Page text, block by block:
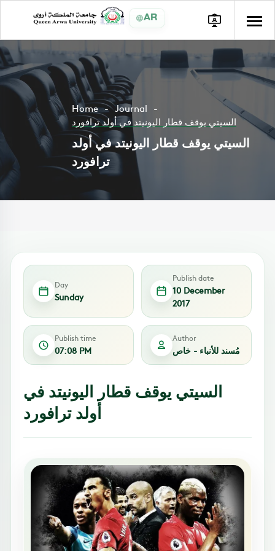
AR
Home
Journal
السيتي يوقف قطار اليونيتد في أولد ترافورد
السيتي يوقف قطار اليونيتد في أولد
ترافورد
Day
Sunday
Publish date
10 December
2017
Publish time
07:08 PM
Author
مُسند للأنباء - خاص
السيتي يوقف قطار اليونيتد في
أولد ترافورد